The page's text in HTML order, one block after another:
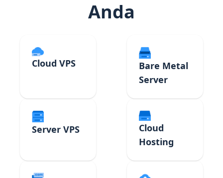
Anda
Cloud VPS
Bare Metal
Server
Server VPS
Cloud
Hosting